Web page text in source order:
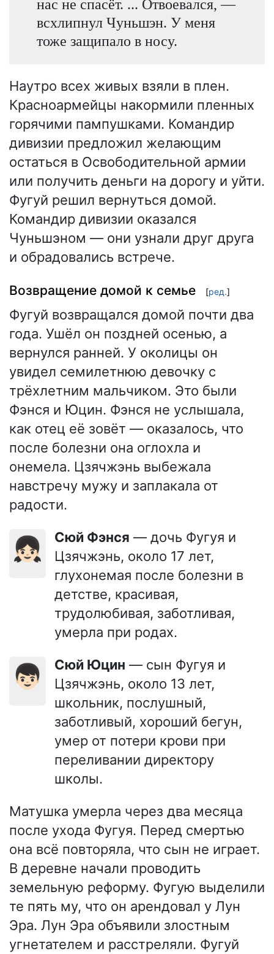
нас не спасёт. ... Отвоевался, —
всхлипнул Чуньшэн. У меня
тоже защипало в носу.
Наутро всех живых взяли в плен.
Красноармейцы накормили пленных
горячими пампушками. Командир
дивизии предложил желающим
остаться в Освободительной армии
или получить деньги на дорогу и уйти.
Фугуй решил вернуться домой.
Командир дивизии оказался
Чуньшэном — они узнали друг друга
и обрадовались встрече.
Возвращение домой к семье [ред.]
Фугуй возвращался домой почти два
года. Ушёл он поздней осенью, а
вернулся ранней. У околицы он
увидел семилетнюю девочку с
трёхлетним мальчиком. Это были
Фэнся и Юцин. Фэнся не услышала,
как отец её зовёт — оказалось, что
после болезни она оглохла и
онемела. Цзячжэнь выбежала
навстречу мужу и заплакала от
радости.
👧🏻 Сюй Фэнся — дочь Фугуя и
Цзячжэнь, около 17 лет,
глухонемая после болезни в
детстве, красивая,
трудолюбивая, заботливая,
умерла при родах.
👦🏻 Сюй Юцин — сын Фугуя и
Цзячжэнь, около 13 лет,
школьник, послушный,
заботливый, хороший бегун,
умер от потери крови при
переливании директору
школы.
Матушка умерла через два месяца
после ухода Фугуя. Перед смертью
она всё повторяла, что сын не играет.
В деревне начали проводить
земельную реформу. Фугую выделили
те пять му, что он арендовал у Лун
Эра. Лун Эра объявили злостным
угнетателем и расстреляли. Фугуй